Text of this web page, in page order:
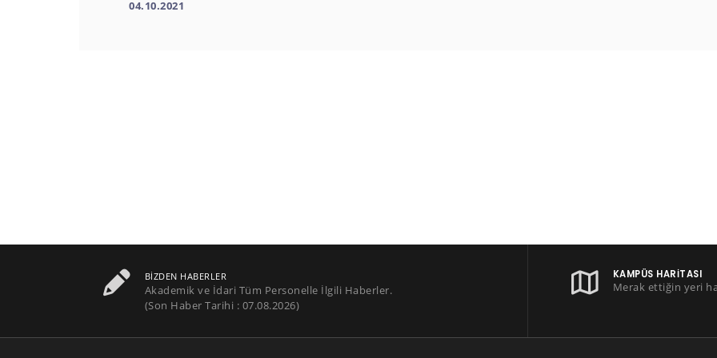
04.10.2021
BIZDEN HABERLER
Akademik ve İdari Tüm Personelle İlgili Haberler.
(Son Haber Tarihi : 07.08.2026)
KAMPÜS HARITASI
Merak ettiğin yeri